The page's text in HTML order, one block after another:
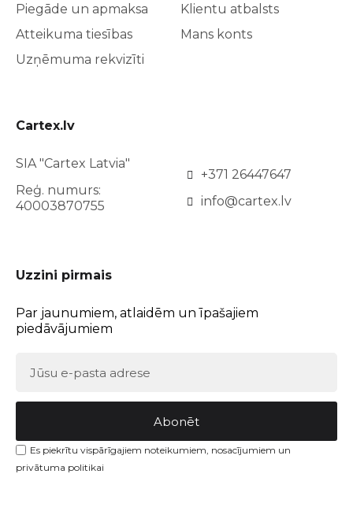
Piegāde un apmaksa
Atteikuma tiesības
Uzņēmuma rekvizīti
Klientu atbalsts
Mans konts
Cartex.lv
SIA "Cartex Latvia"
Reģ. numurs:
40003870755
+371 26447647
info@cartex.lv
Uzzini pirmais
Par jaunumiem, atlaidēm un īpašajiem
piedāvājumiem
Abonēt
Es piekrītu vispārīgajiem noteikumiem, nosacījumiem un
privātuma politikai